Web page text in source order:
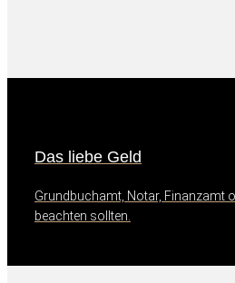
Das liebe Geld
Grundbuchamt, Notar, Finanzamt
beachten sollten.